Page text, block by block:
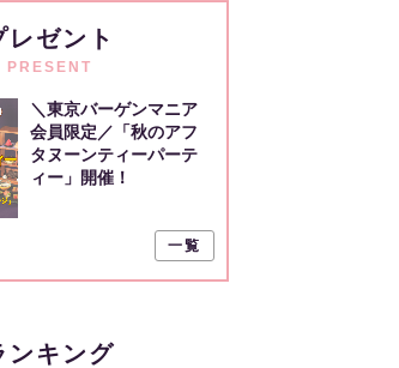
レゼント
PRESENT
＼東京バーゲンマニア
会員限定／「秋のアフ
タヌーンティーパーテ
ィー」開催！
一覧
ンキング